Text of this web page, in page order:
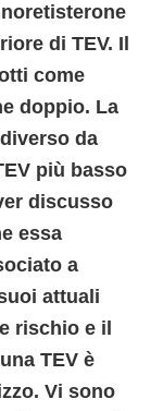
di TEV. Il
come
doppio. La
da
più basso
discusso
essa
a
attuali
rischio e il
TEV è
Vi sono